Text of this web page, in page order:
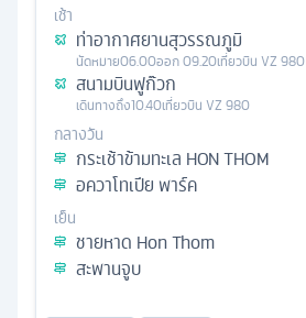
เช้า
ท่าอากาศยานสุวรรณภูมิ
นัดหมาย06.00ออก09.20เที่ยวบิน VZ 980
สนามบินฟูก๊วก
เดินทางถึง10.40เที่ยวบิน VZ 980
กลางวัน
กระเช้าข้ามทะเล HON THOM
อควาโทเปีย พาร์ค
เย็น
ชายหาด Hon Thom
สะพานจูบ